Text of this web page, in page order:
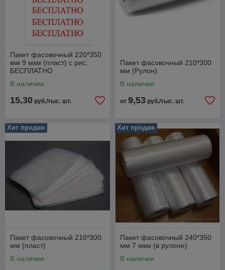
Пакет фасовочный 220*350
мм 9 мкм (пласт) с рис.
БЕСПЛАТНО
В наличии
15,30 руб./тыс. шт.
Пакет фасовочный 210*300
мм (Рулон)
В наличии
от 9,53 руб./тыс. шт.
Хит продаж
Пакет фасовочный 210*300
мм (пласт)
В наличии
Хит продаж
Пакет фасовочный 240*350
мм 7 мкм (в рулоне)
В наличии